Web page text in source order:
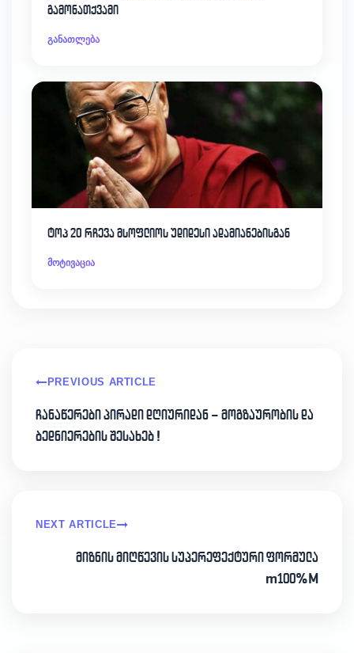
გამონათქვამი
განათლება
ტოპ 20 რჩევა მსოფლიოს უდიდესი ადამიანებისგან
მოტივაცია
PREVIOUS ARTICLE
ჩანაწერები პირადი დღიურიდან – მოგზაურობის და
ბედნიერების შესახებ !
NEXT ARTICLE
მიზნის მიღწევის სუპერეფექტური ფორმულა
m100%M